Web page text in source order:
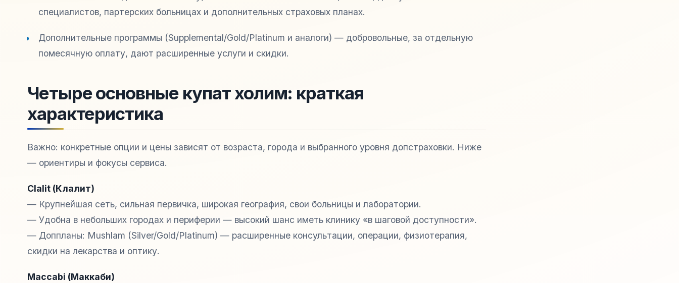
специалистов, партерских больницах и дополнительных страховых планах.
Дополнительные программы (Supplemental/Gold/Platinum и аналоги) — добровольные, за отдельную
помесячную оплату, дают расширенные услуги и скидки.
Четыре основные купат холим: краткая
характеристика
Важно: конкретные опции и цены зависят от возраста, города и выбранного уровня допстраховки. Ниже
— ориентиры и фокусы сервиса.
Clalit (Клалит)
— Крупнейшая сеть, сильная первичка, широкая география, свои больницы и лаборатории.
— Удобна в небольших городах и периферии — высокий шанс иметь клинику «в шаговой доступности».
— Доппланы: Mushlam (Silver/Gold/Platinum) — расширенные консультации, операции, физиотерапия,
скидки на лекарства и оптику.
Maccabi (Маккаби)